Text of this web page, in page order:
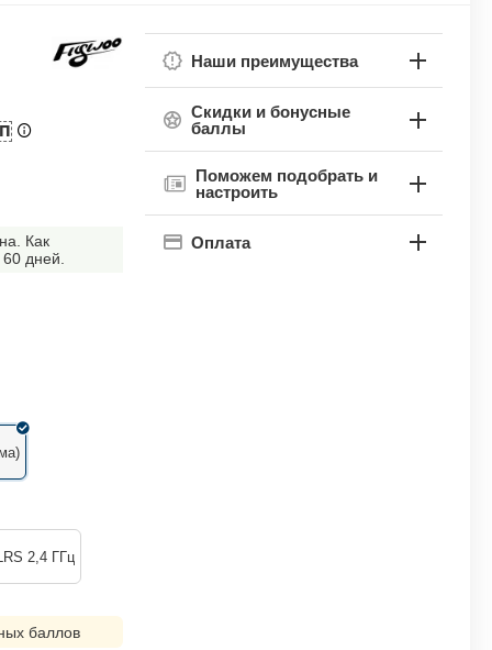
Как
дней.
2,4 ГГц
баллов
Наши преимущества
Скидки и бонусные
баллы
Поможем подобрать и
настроить
Оплата